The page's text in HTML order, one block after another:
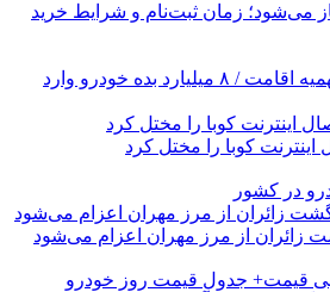
می‌شود؛ زمان ثبت‌نام و شرایط خرید
کاسبی خارج‌نشین‌ها با سهمیه اقامت / ۸ میلیارد بده خودرو وارد
کوبا را مختل کرد
قیمت+ جدول قیمت روز خودرو